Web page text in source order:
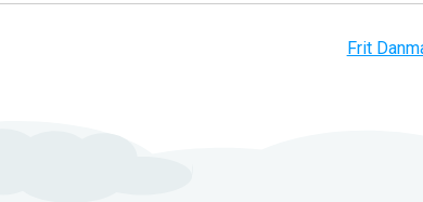
Frit